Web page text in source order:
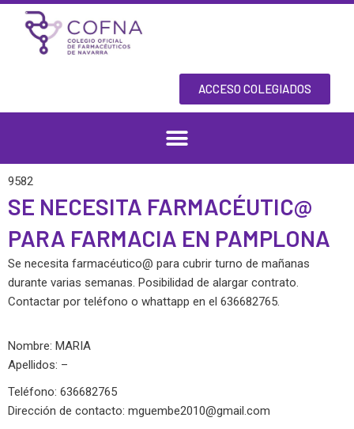
Skip
content
ACCESO COLEGIADOS
9582
SE NECESITA FARMACÉUTIC@
PARA FARMACIA EN PAMPLONA
Se necesita farmacéutico@ para cubrir turno de mañanas
durante varias semanas. Posibilidad de alargar contrato.
Contactar por teléfono o whattapp en el 636682765.
Nombre: MARIA
Apellidos: –
Teléfono: 636682765
Dirección de contacto: mguembe2010@gmail.com